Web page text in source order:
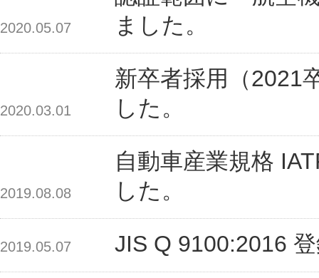
2020.05.07
ました。
2020.03.01
新卒者採用（2021
した。
2019.08.08
自動車産業規格
した。
2019.05.07 JIS Q 9100:2016